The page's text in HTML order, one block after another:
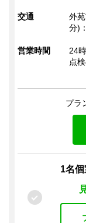
交通
外
分)
営業時間
24
点
プラ
1名